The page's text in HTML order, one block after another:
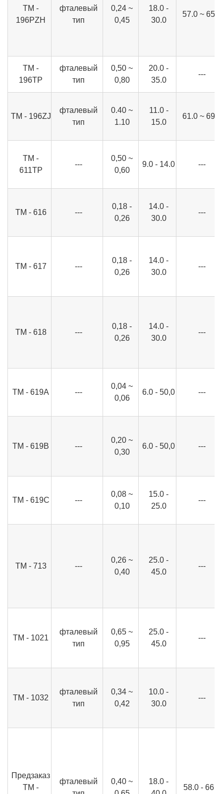
TM -
196PZH
фталевый
тип
0,24 ~
0,45
18.0 -
30.0
57.0 ~ 65.0
TM -
196TP
фталевый
тип
0,50 ~
0,80
20.0 -
35.0
---
TM - 196ZJ
фталевый
тип
0.40 ~
1.10
11.0 -
15.0
61.0 ~ 69.0
ТМ -
611TP
---
0,50 ~
0,60
9.0 - 14.0 ---
ТМ - 616 ---
0,18 -
0,26
14.0 -
30.0
---
ТМ - 617 ---
0,18 -
0,26
14.0 -
30.0
---
ТМ - 618 ---
0,18 -
0,26
14.0 -
30.0
---
ТМ - 619А ---
0,04 ~
0,06
6.0 - 50,0 ---
ТМ - 619В ---
0,20 ~
0,30
6.0 - 50,0 ---
ТМ - 619С ---
0,08 ~
0,10
15.0 -
25.0
---
ТМ - 713 ---
0,26 ~
0,40
25.0 -
45.0
---
ТМ - 1021
фталевый
тип
0,65 ~
0,95
25.0 -
45.0
---
ТМ - 1032
фталевый
тип
0,34 ~
0,42
10.0 -
30.0
---
Предзаказ
TM -
фталевый
0,40 ~
18.0 -
58.0 - 66.0